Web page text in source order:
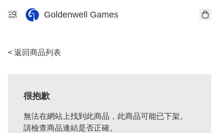
Goldenwell Games
< 返回商品列表
很抱歉
無法在網站上找到此商品，此商品可能已下架。
請檢查商品連結是否正確。